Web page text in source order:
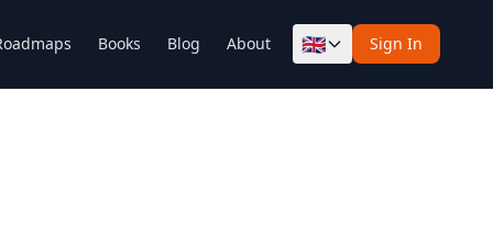
Books Blog About 🇬🇧 Sign In